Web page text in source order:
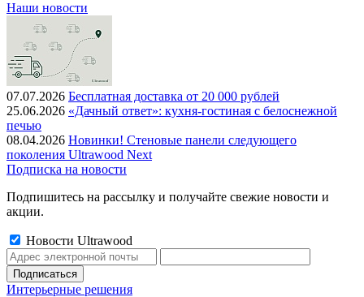
Наши новости
07.07.2026 Бесплатная доставка от 20 000 рублей
25.06.2026 «Дачный ответ»: кухня-гостиная с белоснежной
печью
08.04.2026 Новинки! Стеновые панели следующего
поколения Ultrawood Next
Подписка на новости
Подпишитесь на рассылку и получайте свежие новости и
акции.
Новости Ultrawood
Интерьерные решения